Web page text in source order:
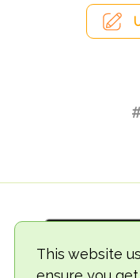
This website